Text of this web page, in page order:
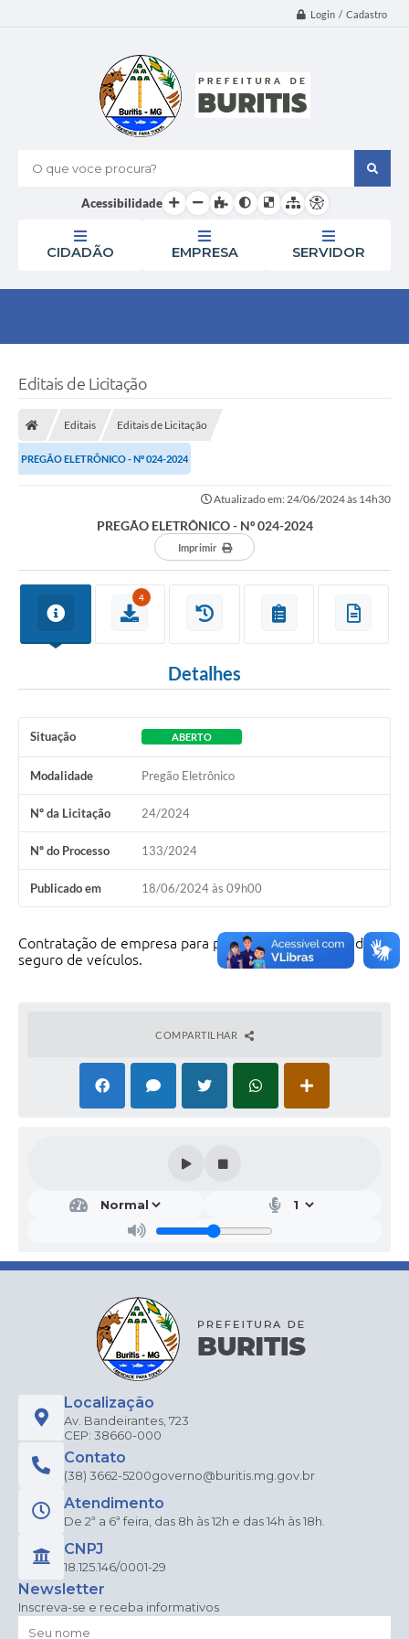
Login / Cadastro
O que voce procura?
Acessibilidade
CIDADÃO EMPRESA SERVIDOR
Editais de Licitação
Editais Editais de Licitação
PREGÃO ELETRÔNICO - Nº 024-2024
Atualizado em: 24/06/2024 às 14h30
PREGÃO ELETRÔNICO - Nº 024-2024
Imprimir
4
Detalhes
Situação ABERTO
Modalidade Pregão Eletrônico
Nº da Licitação 24/2024
Nº do Processo 133/2024
Publicado em 18/06/2024 às 09h00
Contratação de empresa para prestação de serviços de
seguro de veículos.
COMPARTILHAR
Localização
Av. Bandeirantes, 723
CEP: 38660-000
Contato
(38) 3662-5200governo@buritis.mg.gov.br
Atendimento
De 2ª a 6ª feira, das 8h às 12h e das 14h às 18h.
CNPJ
18.125.146/0001-29
Newsletter
Inscreva-se e receba informativos